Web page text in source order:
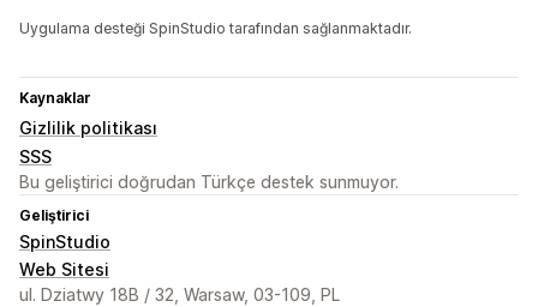
Uygulama desteği SpinStudio tarafından sağlanmaktadır.
Kaynaklar
Gizlilik politikası
SSS
Bu geliştirici doğrudan Türkçe destek sunmuyor.
Geliştirici
SpinStudio
Web Sitesi
ul. Dziatwy 18B / 32, Warsaw, 03-109, PL